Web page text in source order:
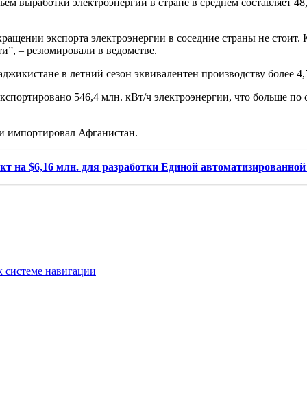
экспорта электроэнергии в соседние страны не стоит.
– резюмировали в ведомстве.
в летний сезон эквивалентен производству более
546,4 млн. кВт/ч электроэнергии, что больше
импортировал Афганистан.
на $6,16 млн. для разработки Единой
навигации